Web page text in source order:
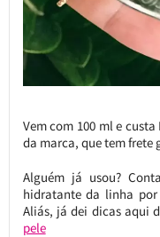
Vem com 100 ml e custa
da marca, que tem frete
Alguém já usou?
hidratante da linha
Aliás, já dei dicas aqui
pele